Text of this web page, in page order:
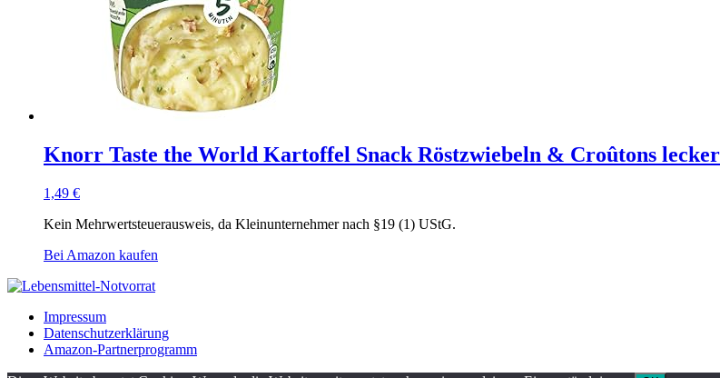
Knorr Taste the World Kartoffel Snack Röstzwiebeln & Croûtons
1,49 €
Kein Mehrwertsteuerausweis, da Kleinunternehmer nach §19 (1) UStG.
Bei Amazon kaufen
Impressum
Datenschutzerklärung
Amazon-Partnerprogramm